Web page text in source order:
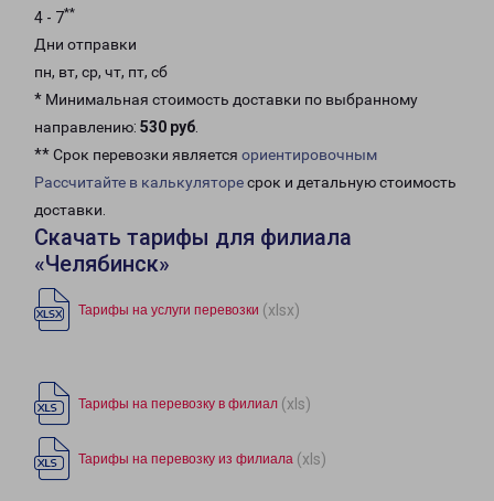
4 - 7**
Дни отправки
пн, вт, ср, чт, пт, сб
* Минимальная стоимость доставки по выбранному
направлению: 530 руб.
** Срок перевозки является ориентировочным
Рассчитайте в калькуляторесрок и детальную стоимость
доставки.
Скачать тарифы для филиала
«Челябинск»
Тарифы на услуги перевозки (xlsx)
Тарифы на перевозку в филиал (xls)
Тарифы на перевозку из филиала (xls)